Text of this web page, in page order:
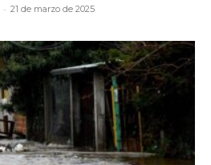
- 21 de marzo de 2025